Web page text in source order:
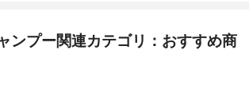
ンプー関連カテゴリ：おすすめ商